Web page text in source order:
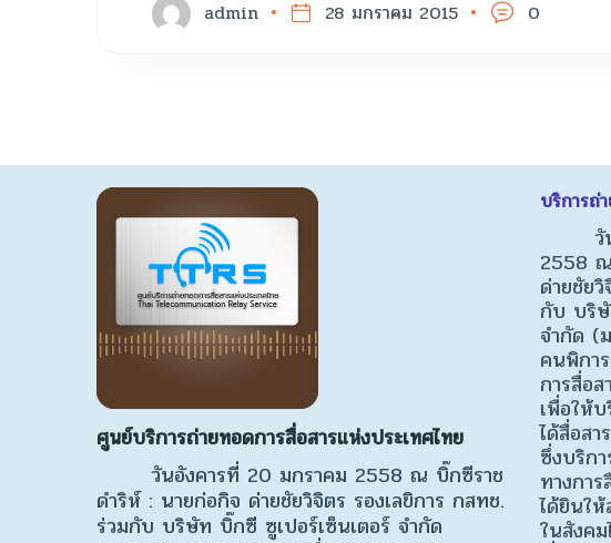
admin 28 มกราคม 2015 0
ศูนย์บริการถ่ายทอดการสื่อสารแห่งประเทศไทย
วันอังคารที่ 20 มกราคม 2558 ณ บิ๊กซีราช
ดำริห์ : นายก่อกิจ ด่ายชัยวิจิตร รองเลขิการ กสทช.
ร่วมกับ บริษัท บิ๊กซี ซูเปอร์เซ็นเตอร์ จำกัด
บริการถ่
วันอั
2558
ด่ายชัย
กับ บริ
จำกัด (
คนพิกา
การสื่อ
เพื่อให้
ได้สื่อสา
ซึ่งบริก
ทางกา
ได้ยินใ
ในสังคม